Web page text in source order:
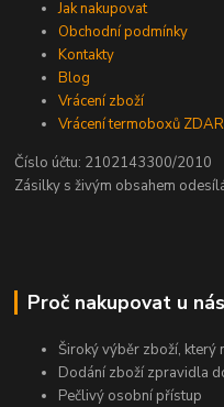
Jak nakupovat
Obchodní podmínky
Kontakty
Blog
Vrácení zboží
Vrácení termoboxů
Číslo účtu: 2102143300/2010
Zásilky s živým obsahem
Proč nakupovat u nás
Široký výběr zboží, který
Dodání zboží zpravidla
Pečlivý osobní přístup